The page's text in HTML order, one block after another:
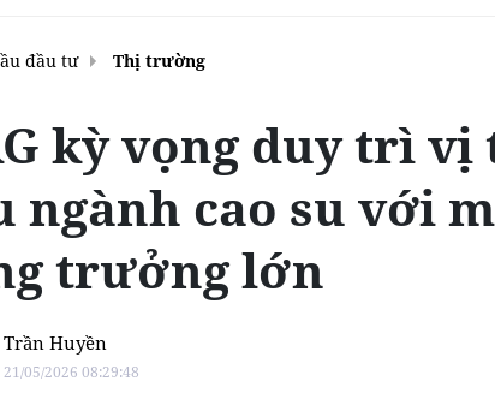
đầu tư Thị trường
kỳ vọng duy trì vị
ngành cao su với
trưởng lớn
Trần Huyền
21/05/2026 08:29:48